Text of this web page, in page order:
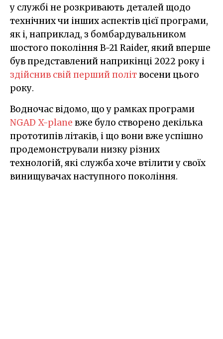
у службі не розкривають деталей щодо
технічних чи інших аспектів цієї програми,
як і, наприклад, з бомбардувальником
шостого покоління B-21 Raider, який вперше
був представлений наприкінці 2022 року і
здійснив свій перший політвосени цього
року.
Водночас відомо, що у рамках програми
NGAD X-plane вже було створено декілька
прототипів літаків, і що вони вже успішно
продемонстрували низку різних
технологій, які служба хоче втілити у своїх
винищувачах наступного покоління.